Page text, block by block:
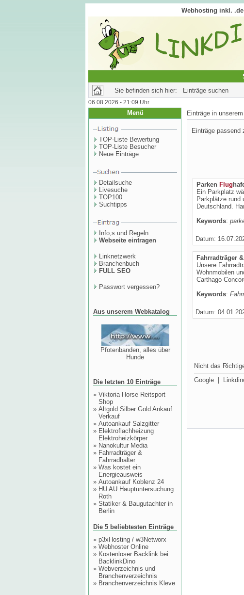
Webhosting inkl.
Sie befinden sich hier: Einträge suchen
06.08.2026 - 21:09 Uhr
Menü
TOP-Liste Bewertung
TOP-Liste Besucher
Neue Einträge
Detailsuche
Livesuche
TOP100
Suchtipps
Info,s und Regeln
Webseite eintragen
Linknetzwerk
Branchenbuch
FULL SEO
Passwort vergessen?
Aus unserem Webkatalog
Pfotenbanden, alles über
Hunde
Die letzten 10 Einträge
» Viktoria Horse Reitsport
Shop
» Altgold Silber Gold Ankauf
Verkauf
» Autoankauf Salzgitter
» Elektroflachheizung
Elektroheizkörper
» Nanokultur Media
» Fahrradträger &
Fahrradhalter
» Was kostet ein
Energieausweis
» Autoankauf Koblenz 24
» HU AU Hauptuntersuchung
Roth
» Statiker & Baugutachter in
Berlin
Die 5 beliebtesten Einträge
» p3xHosting / w3Networx
» Webhoster Online
» Kostenloser Backlink bei
BacklinkDino
» Webverzeichnis und
Branchenverzeichnis
» Branchenverzeichnis Kleve
Einträge in
Einträge passend
Parken Flug
Ein Parkplatz
Parkplätze rund
Deutschland.
Keywords:
Datum:
Fahrradträger
Unsere
Wohnmobilen
Carthago
Keywords:
Datum:
Nicht das
Google